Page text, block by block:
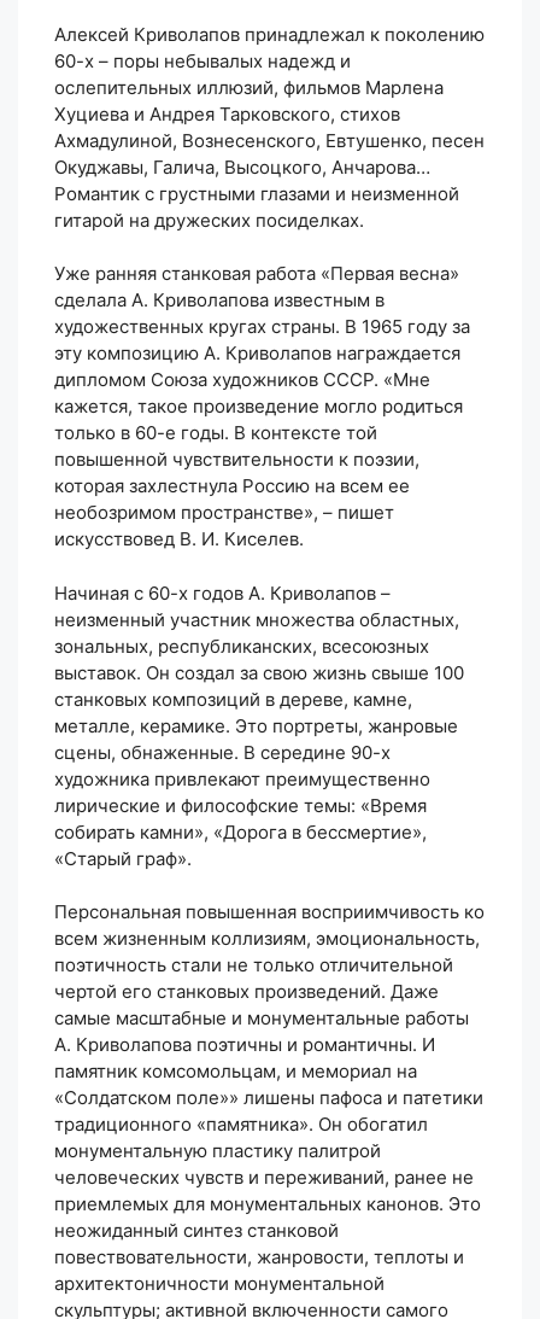
Алексей Криволапов принадлежал к поколению
60-х – поры небывалых надежд и
ослепительных иллюзий, фильмов Марлена
Хуциева и Андрея Тарковского, стихов
Ахмадулиной, Вознесенского, Евтушенко, песен
Окуджавы, Галича, Высоцкого, Анчарова…
Романтик с грустными глазами и неизменной
гитарой на дружеских посиделках.
Уже ранняя станковая работа «Первая весна»
сделала А. Криволапова известным в
художественных кругах страны. В 1965 году за
эту композицию А. Криволапов награждается
дипломом Союза художников СССР. «Мне
кажется, такое произведение могло родиться
только в 60-е годы. В контексте той
повышенной чувствительности к поэзии,
которая захлестнула Россию на всем ее
необозримом пространстве», – пишет
искусствовед В. И. Киселев.
Начиная с 60-х годов А. Криволапов –
неизменный участник множества областных,
зональных, республиканских, всесоюзных
выставок. Он создал за свою жизнь свыше 100
станковых композиций в дереве, камне,
металле, керамике. Это портреты, жанровые
сцены, обнаженные. В середине 90-х
художника привлекают преимущественно
лирические и философские темы: «Время
собирать камни», «Дорога в бессмертие»,
«Старый граф».
Персональная повышенная восприимчивость ко
всем жизненным коллизиям, эмоциональность,
поэтичность стали не только отличительной
чертой его станковых произведений. Даже
самые масштабные и монументальные работы
А. Криволапова поэтичны и романтичны. И
памятник комсомольцам, и мемориал на
«Солдатском поле»» лишены пафоса и патетики
традиционного «памятника». Он обогатил
монументальную пластику палитрой
человеческих чувств и переживаний, ранее не
приемлемых для монументальных канонов. Это
неожиданный синтез станковой
повествовательности, жанровости, теплоты и
архитектоничности монументальной
скульптуры; активной включенности самого